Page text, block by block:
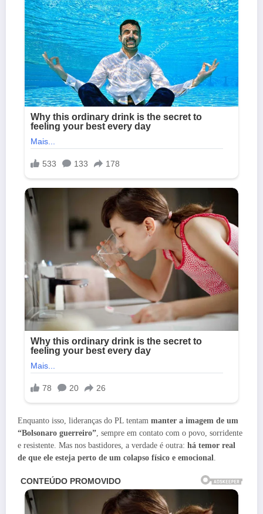
Enquanto isso, lideranças do PL tentam manter a imagem de um
“Bolsonaro guerreiro” , sempre em contato com o povo, sorridente
e resistente. Mas nos bastidores, a verdade é outra: há temor real
de que ele esteja perto de um colapso físico e emocional